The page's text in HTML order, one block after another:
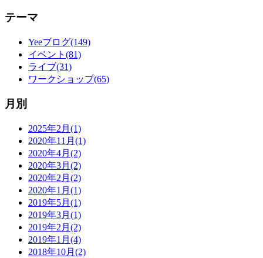
テーマ
Yeeブログ(149)
イベント(81)
ライブ(31)
ワークショップ(65)
月別
2025年2月(1)
2020年11月(1)
2020年4月(2)
2020年3月(2)
2020年2月(2)
2020年1月(1)
2019年5月(1)
2019年3月(1)
2019年2月(2)
2019年1月(4)
2018年10月(2)